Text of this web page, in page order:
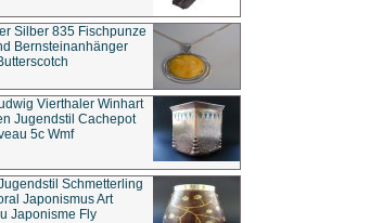
Silber 835 Fischpunze
Bernsteinanhänger
Vierthaler Winhart
Jugendstil Cachepot
5c Wmf
Schmetterling
Japonismus Art
Japonisme Fly